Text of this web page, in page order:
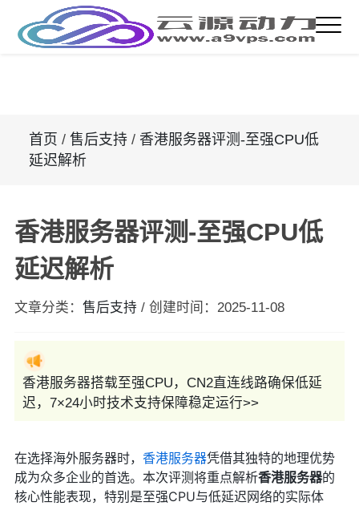
首页 / 售后支持/ 香港服务器评测-至强CPU低
延迟解析
香港服务器评测-至强CPU低
延迟解析
文章分类： 售后支持 / 创建时间： 2025-11-08
香港服务器搭载至强CPU，CN2直连线路确保低延
迟，7×24小时技术支持保障稳定运行>>
在选择海外服务器时， 香港服务器凭借其独特的地理优势
成为众多企业的首选。本次评测将重点解析香港服务器的
核心性能表现，特别是至强CPU与低延迟网络的实际体